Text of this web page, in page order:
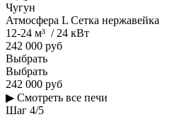
Чугун
Атмосфера L Сетка нержавейка
12-24 м³ / 24 кВт
242 000 руб
Выбрать
Выбрать
242 000 руб
▶ Смотреть все печи
Шаг 4/5